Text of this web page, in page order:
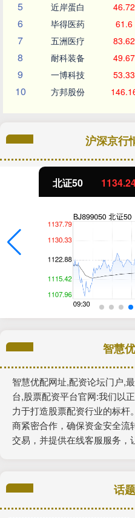
5 近岸蛋白 46.72
6 毕得医药 61.6
7 五洲医疗 83.62
8 耐科装备 49.67
9 一博科技 53.33
10 方邦股份
沪深京行
北证50
智慧
智慧优配网址,配资论坛门户,
台,股票配资平台官网:我们以
力于打造股票配资行业的标
商紧密合作，确保资金安全流
交易，并提供在线客服服务，
话